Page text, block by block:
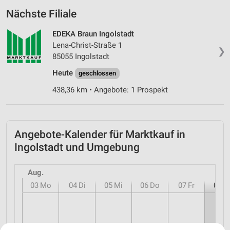
Nächste Filiale
❯
EDEKA Braun Ingolstadt
Lena-Christ-Straße 1
85055 Ingolstadt
Heute
geschlossen
438,36 km • Angebote: 1 Prospekt
Angebote-Kalender für Marktkauf in
Ingolstadt und Umgebung
Aug.
03 Mo 04 Di 05 Mi 06 Do 07 Fr 08